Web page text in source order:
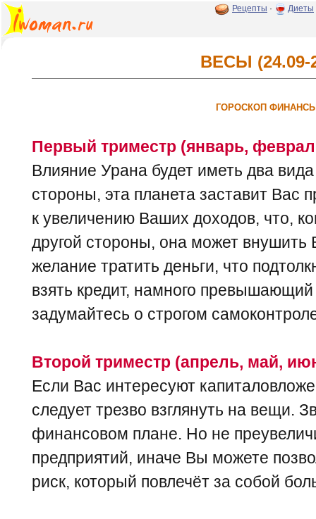
Рецепты · Диеты
ВЕСЫ (24.09-
ГОРОСКОП ФИНАНСЫ
Первый триместр (январь,
Влияние Урана будет иметь два
стороны, эта планета заставит Вас
к увеличению Ваших доходов, что,
другой стороны, она может
желание тратить деньги, что
взять кредит, намного
задумайтесь о строгом
Второй триместр (апрель, май,
Если Вас интересуют
следует трезво взглянуть на вещи.
финансовом плане. Но не
предприятий, иначе Вы можете
риск, который повлечёт за собой